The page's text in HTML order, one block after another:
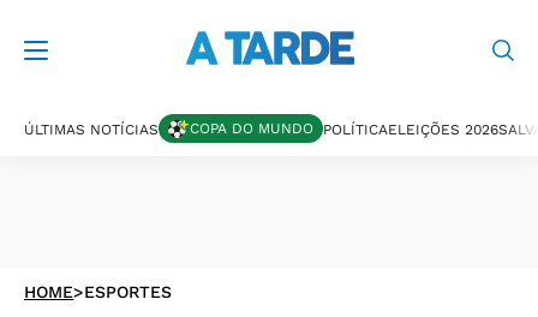
ÚLTIMAS NOTÍCIAS COPA DO MUNDO POLÍTICAELEIÇÕES 2026
HOME>ESPORTES